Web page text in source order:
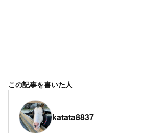
この記事を書いた人
katata8837